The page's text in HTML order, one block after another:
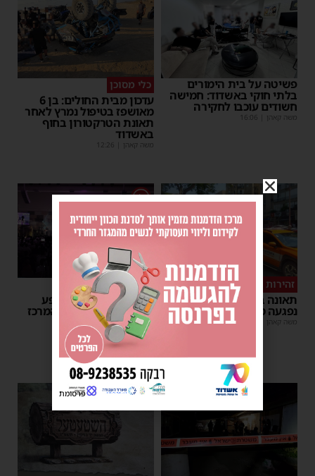
פשיטה על בית הימורים
בלתי חוקי באשדוד: חמישה
חשודים עוכבו לחקירה
משה קאהן 16:06
כלי מסוכן
עדכון מבית החולים: בן 6
מאושפז בטיפול נמרץ לאחר
תאונת הטרקטורון בחוף
באשדוד
משה קאהן 12:26
זהירות בדרכים
תאונה באשדוד: הולכת רגל
נפגעה מרכב חולף
משה קאהן
1
גלריה
הצלחה מסחררת למופע
סיום בין הזמנים של 'המרכז
למורשת' ו'מהות'
משה קאהן 09:34
פרסומת